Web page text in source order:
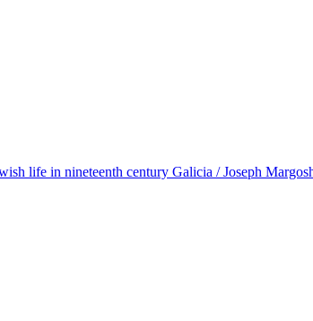
life in nineteenth century Galicia / Joseph